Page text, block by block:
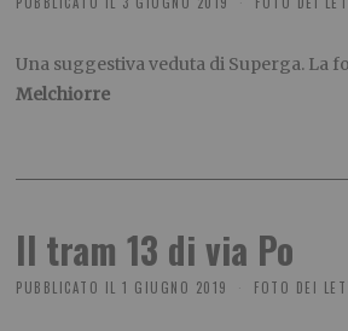
Una suggestiva veduta di Superga. La
Melchiorre
Il tram 13 di via Po
PUBBLICATO IL 1 GIUGNO 2019 FOTO DEI